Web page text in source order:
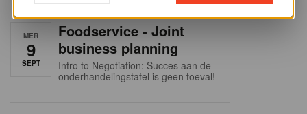
MER
9
SEPT
Foodservice - Joint
business planning
Intro to Negotiation: Succes aan de
onderhandelingstafel is geen toeval!